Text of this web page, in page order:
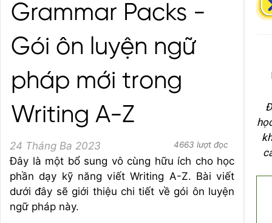
Grammar Packs -
Gói ôn luyện ngữ
pháp mới trong
Writing A-Z
24 Tháng Ba 2023 4663 lượt đọc
Đây là một bổ sung vô cùng hữu ích cho học
phần dạy kỹ năng viết Writing A-Z. Bài viết
dưới đây sẽ giới thiệu chi tiết về gói ôn luyện
ngữ pháp này.